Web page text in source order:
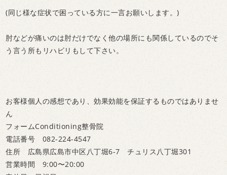
(同じ様な症状で困っている方に一言お願いします。)
肘などが痛いのは肘だけでなく他の場所にも関係しているのでそ
う言う所もリハビリもして下さい。
お客様個人の感想であり、効果効能を保証するものではありませ
ん
フォームConditioning整骨院
電話番号 082-224-4547
住所 広島県広島市中区八丁堀6-7 チュリス八丁堀301
営業時間 9:00〜20:00